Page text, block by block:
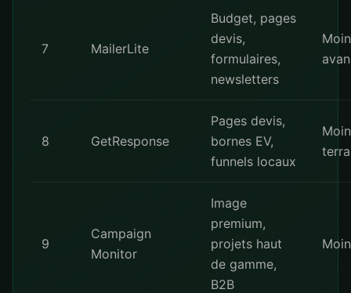
7 MailerLite
Budget, pages
devis,
formulaires,
newsletters
8 GetResponse
Pages devis,
bornes EV,
funnels locaux
9
Campaign
Monitor
Image
premium,
projets haut
de gamme,
B2B